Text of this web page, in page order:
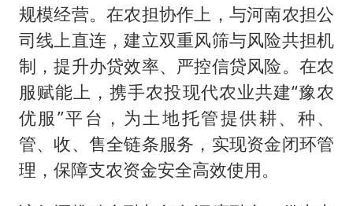
规模经营。在农担协作上，与河南农担公
司线上直连，建立双重风筛与风险共担机
制，提升办贷效率、严控信贷风险。在农
服赋能上，携手农投现代农业共建“豫农
优服”平台，为土地托管提供耕、种、
管、收、售全链条服务，实现资金闭环管
理，保障支农资金安全高效使用。